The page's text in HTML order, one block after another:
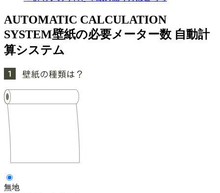
AUTOMATIC CALCULATION
SYSTEM壁紙の必要メーター数 自動計
算システム
無地